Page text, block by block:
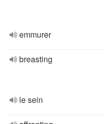
emmurer
breasting
le sein